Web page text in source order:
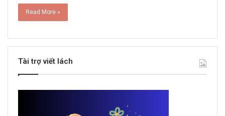
Read More »
Tài trợ viết lách